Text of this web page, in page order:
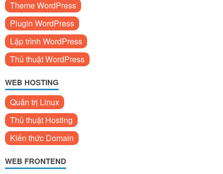
Theme WordPress
Plugin WordPress
Lập trình WordPress
Thủ thuật WordPress
WEB HOSTING
Quản trị Linux
Thủ thuật Hosting
Kiến thức Domain
WEB FRONTEND